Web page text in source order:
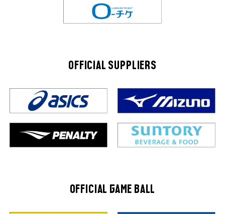
OFFICIAL SUPPLIERS
OFFICIAL GAME BALL